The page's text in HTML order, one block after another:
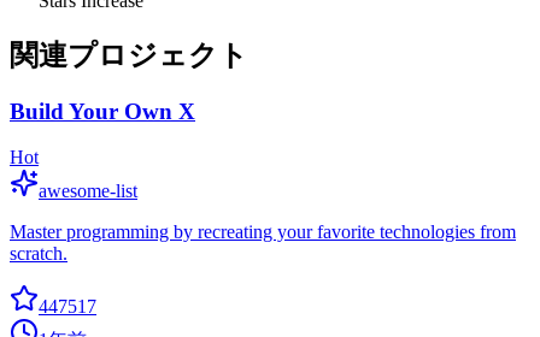
関連プロジェクト
Build Your Own X
Hot
awesome-list
Master programming by recreating your favorite technologies from
scratch.
447517